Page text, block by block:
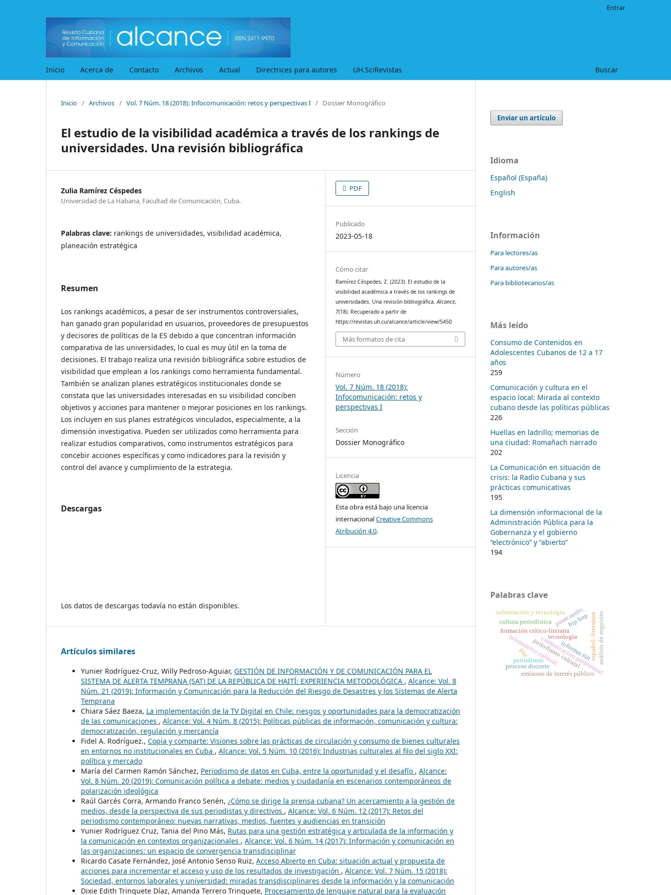
Inicio Acerca de Contacto Archivos Actual Directrices para autores UH.SciRevistas Buscar
Entrar
Inicio / Archivos / Vol. 7 Núm. 18 (2018): Infocomunicación: retos y perspectivas I / Dossier Monográfico
El estudio de la visibilidad académica a través de los rankings de
universidades. Una revisión bibliográfica
Zulia Ramírez Céspedes
Universidad de La Habana, Facultad de Comunicación, Cuba.
Palabras clave: rankings de universidades, visibilidad académica,
planeación estratégica
Resumen
Los rankings académicos, a pesar de ser instrumentos controversiales,
han ganado gran popularidad en usuarios, proveedores de presupuestos
y decisores de políticas de la ES debido a que concentran información
comparativa de las universidades, lo cual es muy útil en la toma de
decisiones. El trabajo realiza una revisión bibliográfica sobre estudios de
visibilidad que emplean a los rankings como herramienta fundamental.
También se analizan planes estratégicos institucionales donde se
constata que las universidades interesadas en su visibilidad conciben
objetivos y acciones para mantener o mejorar posiciones en los rankings.
Los incluyen en sus planes estratégicos vinculados, especialmente, a la
dimensión investigativa. Pueden ser utilizados como herramienta para
realizar estudios comparativos, como instrumentos estratégicos para
concebir acciones específicas y como indicadores para la revisión y
control del avance y cumplimiento de la estrategia.
Descargas
Los datos de descargas todavía no están disponibles.
PDF
Publicado
2023-05-18
Cómo citar
Ramírez Céspedes, Z. (2023). El estudio de la
visibilidad académica a través de los rankings de
universidades. Una revisión bibliográfica.Alcance,
7(18). Recuperado a partir de
https://revistas.uh.cu/alcance/article/view/5450
Más formatos de cita
Número
Vol. 7 Núm. 18 (2018):
Infocomunicación: retos y
perspectivas I
Sección
Dossier Monográfico
Licencia
Esta obra está bajo una licencia
internacionalCreative Commons
Atribución 4.0.
Artículos similares
Yunier Rodríguez-Cruz, Willy Pedroso-Aguiar, GESTIÓN DE INFORMACIÓN Y DE COMUNICACIÓN PARA EL
SISTEMA DE ALERTA TEMPRANA (SAT) DE LA REPÚBLICA DE HAITÍ: EXPERIENCIA METODOLÓGICA , Alcance: Vol. 8
Núm. 21 (2019): Información y Comunicación para la Reducción del Riesgo de Desastres y los Sistemas de Alerta
Temprana
Chiara Sáez Baeza, La implementación de la TV Digital en Chile: riesgos y oportunidades para la democratización
de las comunicaciones , Alcance: Vol. 4 Núm. 8 (2015): Políticas públicas de información, comunicación y cultura:
democratización, regulación y mercancía
Fidel A. Rodríguez., Copia y comparte: Visiones sobre las prácticas de circulación y consumo de bienes culturales
en entornos no institucionales en Cuba , Alcance: Vol. 5 Núm. 10 (2016): Industrias culturales al filo del siglo XXI:
política y mercado
María del Carmen Ramón Sánchez, Periodismo de datos en Cuba, entre la oportunidad y el desafío , Alcance:
Vol. 8 Núm. 20 (2019): Comunicación política a debate: medios y ciudadanía en escenarios contemporáneos de
polarización ideológica
Raúl Garcés Corra, Armando Franco Senén, ¿Cómo se dirige la prensa cubana? Un acercamiento a la gestión de
medios, desde la perspectiva de sus periodistas y directivos , Alcance: Vol. 6 Núm. 12 (2017): Retos del
periodismo contemporáneo: nuevas narrativas, medios, fuentes y audiencias en transición
Yunier Rodríguez Cruz, Tania del Pino Más, Rutas para una gestión estratégica y articulada de la información y
la comunicación en contextos organizacionales , Alcance: Vol. 6 Núm. 14 (2017): Información y comunicación en
las organizaciones: un espacio de convergencia transdisciplinar
Ricardo Casate Fernández, José Antonio Senso Ruiz, Acceso Abierto en Cuba: situación actual y propuesta de
acciones para incrementar el acceso y uso de los resultados de investigación , Alcance: Vol. 7 Núm. 15 (2018):
Sociedad, entornos laborales y universidad: miradas transdisciplinares desde la información y la comunicación
Dixie Edith Trinquete Díaz, Amanda Terrero Trinquete, Procesamiento de lenguaje natural para la evaluación
Enviar un artículo
Idioma
Español (España)
English
Información
Para lectores/as
Para autores/as
Para bibliotecarios/as
Más leído
Consumo de Contenidos en
Adolescentes Cubanos de 12 a 17
años
259
Comunicación y cultura en el
espacio local: Mirada al contexto
cubano desde las políticas públicas
226
Huellas en ladrillo; memorias de
una ciudad: Romañach narrado
202
La Comunicación en situación de
crisis: la Radio Cubana y sus
prácticas comunicativas
195
La dimensión informacional de la
Administración Pública para la
Gobernanza y el gobierno
“electrónico” y “abierto”
194
Palabras clave
formación crítico-literaria
comunicación profesional
español- literatura
periodismo cultural
informativo cultural
periodismo
proceso docente
emisoras de interés público
paz
posacuerdo. análisis de requisito
información y tecnología
cultura periodística
información
tecnología
hip hop